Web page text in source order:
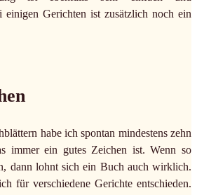
einigen Gerichten ist zusätzlich noch ein
habe ich spontan mindestens zehn
immer ein gutes Zeichen ist. Wenn so
dann lohnt sich ein Buch auch wirklich.
für verschiedene Gerichte entschieden.